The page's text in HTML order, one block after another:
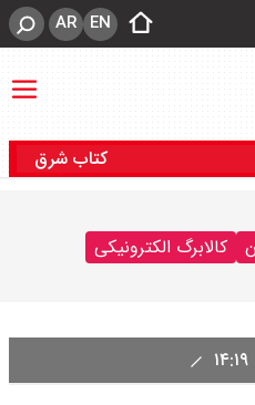
EN
AR
کتاب شرق
کالابرگ الکترونیکی